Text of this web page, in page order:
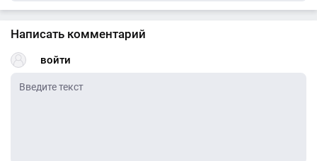
Написать комментарий
войти